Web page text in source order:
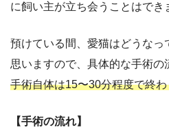
に飼い主が立ち会うことはでき
預けている間、愛猫はどうなっ
思いますので、具体的な手術の
手術自体は15〜30分程度で終
【手術の流れ】